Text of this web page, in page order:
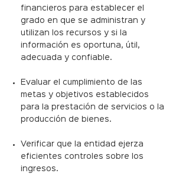
financieros para establecer el
grado en que se administran y
utilizan los recursos y si la
información es oportuna, útil,
adecuada y confiable.
Evaluar el cumplimiento de las
metas y objetivos establecidos
para la prestación de servicios o la
producción de bienes.
Verificar que la entidad ejerza
eficientes controles sobre los
ingresos.